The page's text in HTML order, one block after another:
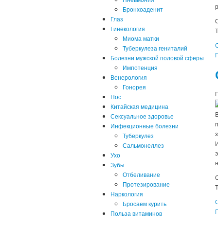
Бронхоаденит
Глаз
Гинекология
Миома матки
Туберкулеза гениталий
Болезни мужской половой сферы
Импотенция
Венерология
Гонорея
Нос
Китайская медицина
Сексуальное здоровье
Инфекционные болезни
Туберкулез
Сальмонеллез
Ухо
Зубы
Отбеливание
Протезирование
Наркология
Бросаем курить
Польза витаминов